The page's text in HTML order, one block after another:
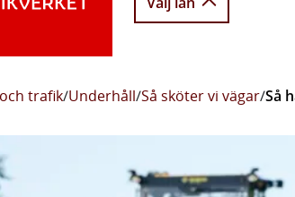
trafik/Underhåll/Så sköter vi vägar/Så